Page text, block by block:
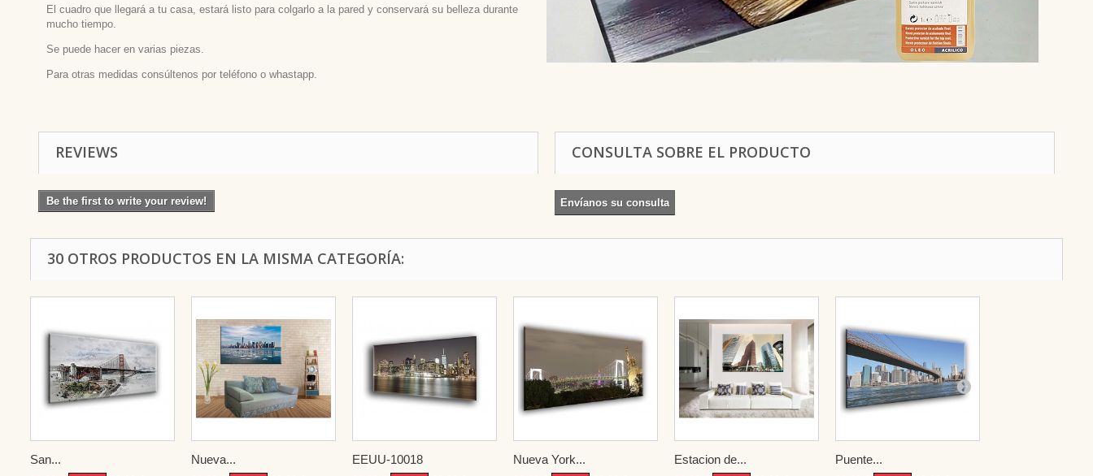
El cuadro que llegará a tu casa, estará listo para colgarlo a la pared y conservará su belleza durante
mucho tiempo.
Se puede hacer en varias piezas.
Para otras medidas consúltenos por teléfono o whastapp.
REVIEWS
Be the first to write your review!
CONSULTA SOBRE EL PRODUCTO
Envíanos su consulta
30 OTROS PRODUCTOS EN LA MISMA CATEGORÍA:
San... Nueva... EEUU-10018 Nueva York... Estacion de... Puente...